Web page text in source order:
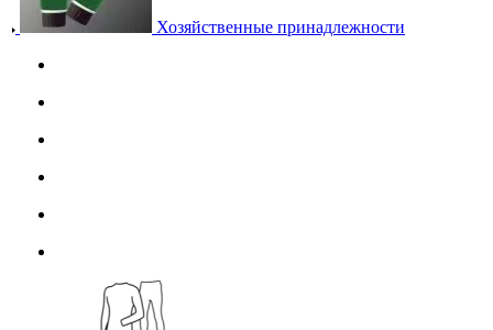
Хозяйственные принадлежности